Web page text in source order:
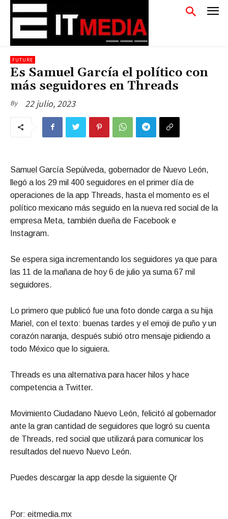
FUTURE
Es Samuel García el político con
más seguidores en Threads
By 22 julio, 2023
Samuel García Sepúlveda, gobernador de Nuevo León,
llegó a los 29 mil 400 seguidores en el primer día de
operaciones de la app Threads, hasta el momento es el
político mexicano más seguido en la nueva red social de la
empresa Meta, también dueña de Facebook e
Instagram.
Se espera siga incrementando los seguidores ya que para
las 11 de la mañana de hoy 6 de julio ya suma 67 mil
seguidores.
Lo primero que publicó fue una foto donde carga a su hija
Mariel, con el texto: buenas tardes y el emoji de puño y un
corazón naranja, después subió otro mensaje pidiendo a
todo México que lo siguiera.
Threads es una alternativa para hacer hilos y hace
competencia a Twitter.
Movimiento Ciudadano Nuevo León, felicitó al gobernador
ante la gran cantidad de seguidores que logró su cuenta
de Threads, red social que utilizará para comunicar los
resultados del nuevo Nuevo León.
Puedes descargar la app desde la siguiente Qr
Por: eitmedia.mx